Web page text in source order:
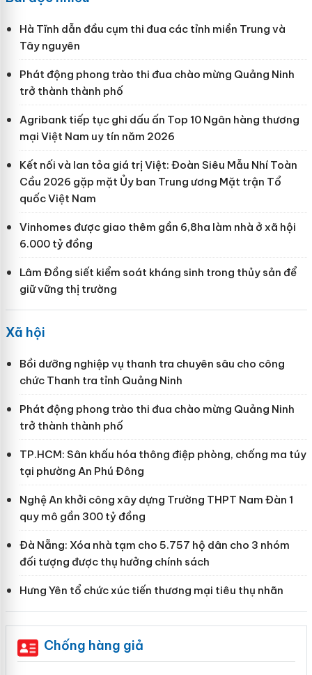
Hà Tĩnh dẫn đầu cụm thi đua các tỉnh miền Trung và
Tây nguyên
Phát động phong trào thi đua chào mừng Quảng Ninh
trở thành thành phố
Agribank tiếp tục ghi dấu ấn Top 10 Ngân hàng thương
mại Việt Nam uy tín năm 2026
Kết nối và lan tỏa giá trị Việt: Đoàn Siêu Mẫu Nhí Toàn
Cầu 2026 gặp mặt Ủy ban Trung ương Mặt trận Tổ
quốc Việt Nam
Vinhomes được giao thêm gần 6,8ha làm nhà ở xã hội
6.000 tỷ đồng
Lâm Đồng siết kiểm soát kháng sinh trong thủy sản để
giữ vững thị trường
Xã hội
Bồi dưỡng nghiệp vụ thanh tra chuyên sâu cho công
chức Thanh tra tỉnh Quảng Ninh
Phát động phong trào thi đua chào mừng Quảng Ninh
trở thành thành phố
TP.HCM: Sân khấu hóa thông điệp phòng, chống ma túy
tại phường An Phú Đông
Nghệ An khởi công xây dựng Trường THPT Nam Đàn 1
quy mô gần 300 tỷ đồng
Đà Nẵng: Xóa nhà tạm cho 5.757 hộ dân cho 3 nhóm
đối tượng được thụ hưởng chính sách
Hưng Yên tổ chức xúc tiến thương mại tiêu thụ nhãn
Chống hàng giả